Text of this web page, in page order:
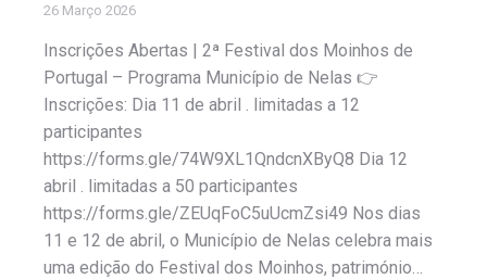
26 Março 2026
Inscrições Abertas | 2ª Festival dos Moinhos de
Portugal – Programa Município de Nelas 👉
Inscrições: Dia 11 de abril . limitadas a 12
participantes
https://forms.gle/74W9XL1QndcnXByQ8 Dia 12
abril . limitadas a 50 participantes
https://forms.gle/ZEUqFoC5uUcmZsi49 Nos dias
11 e 12 de abril, o Município de Nelas celebra mais
uma edição do Festival dos Moinhos, património…